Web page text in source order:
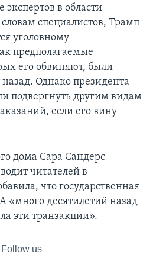
в области
специалистов, Трамп
уголовному
предполагаемые
его обвиняют, были
Однако президента
подвергнуть другим видам
если его вину
дома Сара Сандерс
читателей в
что государственная
«много десятилетий назад
эти транзакции».
Follow us